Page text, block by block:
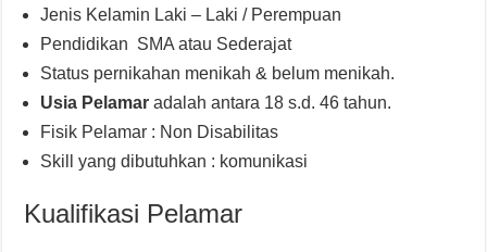
Jenis Kelamin Laki – Laki / Perempuan
Pendidikan SMA atau Sederajat
Status pernikahan menikah & belum menikah.
Usia Pelamaradalah antara 18 s.d. 46 tahun.
Fisik Pelamar : Non Disabilitas
Skill yang dibutuhkan : komunikasi
Kualifikasi Pelamar